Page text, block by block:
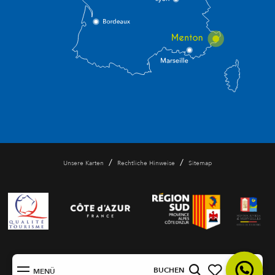
MENÜ BUCHEN DE
Unsere Karten / Rechtliche Hinweise / Sitemap